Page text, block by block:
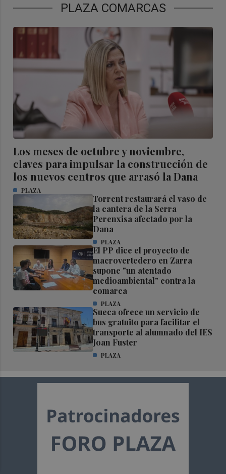
PLAZA COMARCAS
Los meses de octubre y noviembre,
claves para impulsar la construcción de
los nuevos centros que arrasó la Dana
PLAZA
Torrent restaurará el vaso de
la cantera de la Serra
Perenxisa afectado por la
Dana
PLAZA
El PP dice el proyecto de
macrovertedero en Zarra
supone "un atentado
medioambiental" contra la
comarca
PLAZA
Sueca ofrece un servicio de
bus gratuito para facilitar el
transporte al alumnado del IES
Joan Fuster
PLAZA